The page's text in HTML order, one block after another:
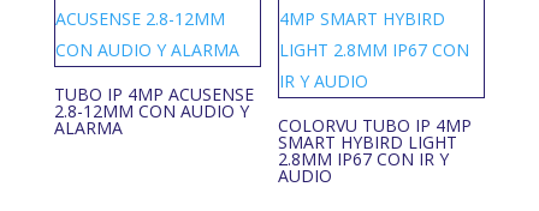
TUBO IP 4MP ACUSENSE
2.8-12MM CON AUDIO Y
ALARMA COLORVU TUBO IP 4MP
SMART HYBIRD LIGHT
2.8MM IP67 CON IR Y
AUDIO